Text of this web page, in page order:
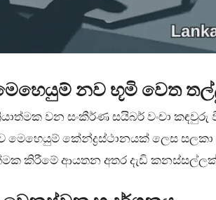
නව භූමි වෙත
වන සංකීර්ණ සයිබර් වංචා
මෙහෙයුම් කේන්ද්‍රස්ථානයක් ලෙස
කිරීමේ ආයතන අතර දැඩි